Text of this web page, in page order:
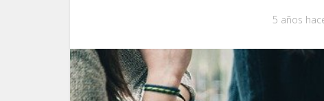
5 años